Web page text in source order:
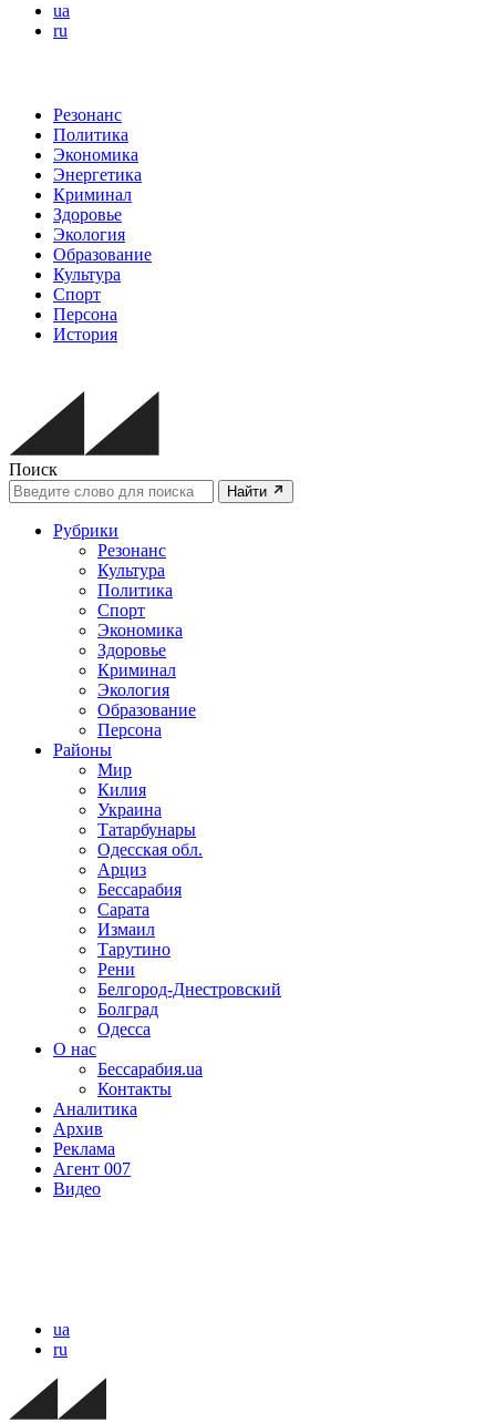
ua
ru
Резонанс
Политика
Экономика
Энергетика
Криминал
Здоровье
Экология
Образование
Культура
Спорт
Персона
История
Поиск
Найти
Рубрики
Резонанс
Культура
Политика
Спорт
Экономика
Здоровье
Криминал
Экология
Образование
Персона
Районы
Мир
Килия
Украина
Татарбунары
Одесская обл.
Арциз
Бессарабия
Сарата
Измаил
Тарутино
Рени
Белгород-Днестровский
Болград
Одесса
О нас
Бессарабия.ua
Контакты
Аналитика
Архив
Реклама
Агент 007
Видео
ua
ru